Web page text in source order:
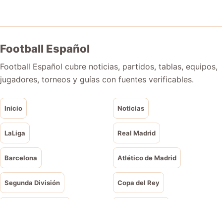
Football Español
Football Español cubre noticias, partidos, tablas, equipos,
jugadores, torneos y guías con fuentes verificables.
Inicio Noticias
LaLiga Real Madrid
Barcelona Atlético de Madrid
Segunda División Copa del Rey